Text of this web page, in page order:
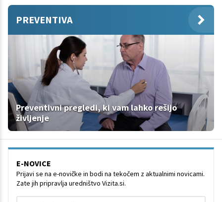
PREVENTIVA
Preventivni pregledi, ki vam lahko rešijo
življenje
E-NOVICE
Prijavi se na e-novičke in bodi na tekočem z aktualnimi novicami.
Zate jih pripravlja uredništvo Vizita.si.